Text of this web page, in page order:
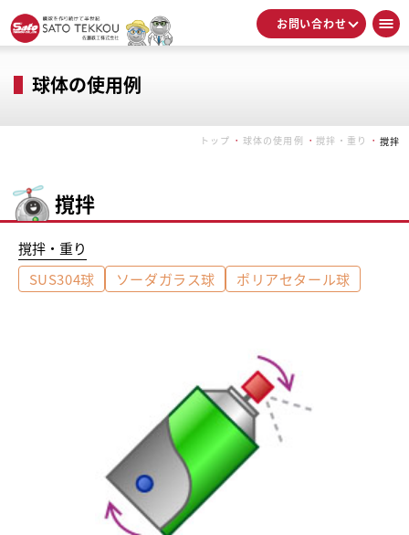
お問い合わせ
球体の使用例
トップ 球体の使用例 撹拌・重り 撹拌
撹拌
撹拌・重り
SUS304球
ソーダガラス球 ポリアセタール球